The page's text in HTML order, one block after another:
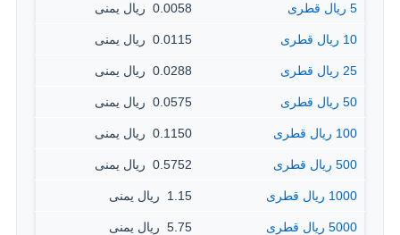
5 ريال قطرى 0.0058 ‏ ريال يمنى
10 ريال قطرى 0.0115 ‏ ريال يمنى
25 ريال قطرى 0.0288 ‏ ريال يمنى
50 ريال قطرى 0.0575 ‏ ريال يمنى
100 ريال قطرى 0.1150 ‏ ريال يمنى
500 ريال قطرى 0.5752 ‏ ريال يمنى
1000 ريال قطرى 1.15 ‏ ريال يمنى
5000 ريال قطرى 5.75 ‏ ريال يمنى